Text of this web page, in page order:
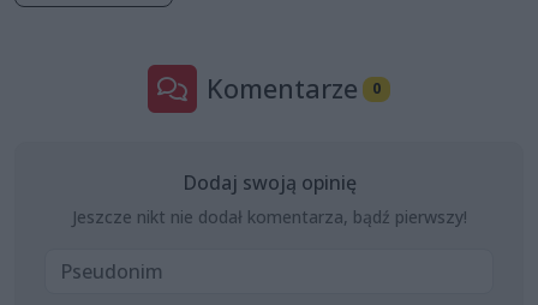
Komentarze 0
Dodaj swoją opinię
Jeszcze nikt nie dodał komentarza, bądź pierwszy!